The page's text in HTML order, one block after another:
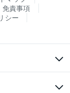
免責事項
シー